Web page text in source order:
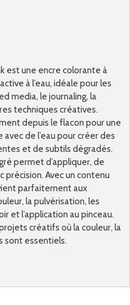
est une encre colorante à
à l’eau, idéale pour les
media, le journaling, la
techniques créatives.
depuis le flacon pour une
de l’eau pour créer des
et de subtils dégradés.
permet d’appliquer, de
précision. Avec un contenu
parfaitement aux
la pulvérisation, les
et l’application au pinceau.
créatifs où la couleur, la
essentiels.